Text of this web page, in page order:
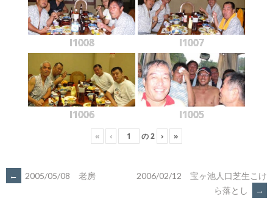
l1008 l1007
l1006 l1005
« ‹ の2 › »
POST
← 2005/05/08 老房
2006/02/12 宝ヶ池人口芝生こけ
ら落とし
→